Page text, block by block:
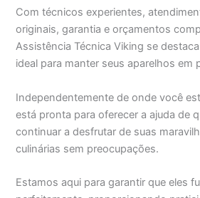
Com técnicos experientes,
originais, garantia e orçamentos
Assistência Técnica Viking se
ideal para manter seus aparelhos em
Independentemente de onde você
está pronta para oferecer a ajuda de
continuar a desfrutar de suas
culinárias sem preocupações.
Estamos aqui para garantir que eles